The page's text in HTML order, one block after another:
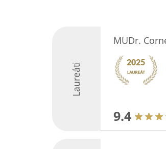
Laureáti
MUDr.
9.4